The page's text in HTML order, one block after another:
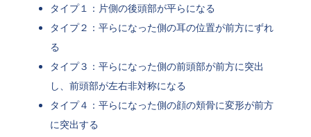
タイプ１：片側の後頭部が平らになる
タイプ２：平らになった側の耳の位置が前方にずれ
る
タイプ３：平らになった側の前頭部が前方に突出
し、前頭部が左右非対称になる
タイプ４：平らになった側の顔の頬骨に変形が前方
に突出する